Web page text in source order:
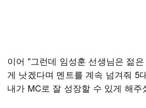
이어 "그런데 임성훈 선생님은 젊
게 낫겠다며 멘트를 계속 넘겨줘 5
내가 MC로 잘 성장할 수 있게 해주